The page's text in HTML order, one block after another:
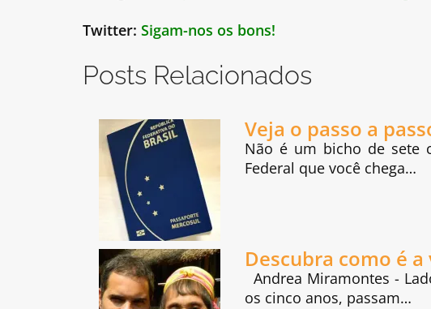
Twitter: Sigam-nos os bons!
Posts Relacionados
Veja o passo a
Não é um bicho de sete
Federal que você chega…
Descubra como é
Andrea Miramontes -
os cinco anos, passam…